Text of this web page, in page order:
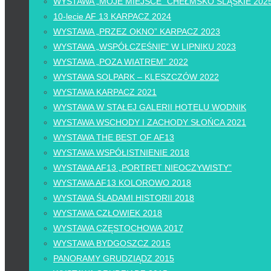
10-lecie AF 13 KARPACZ 2024
WYSTAWA „PRZEZ OKNO” KARPACZ 2023
WYSTAWA „WSPÓŁCZEŚNIE” W LIPNIKU 2023
WYSTAWA „POZA WIATREM” 2022
WYSTAWA SOLPARK – KLESZCZÓW 2022
WYSTAWA KARPACZ 2021
WYSTAWA W STAŁEJ GALERII HOTELU WODNIK
WYSTAWA WSCHODY I ZACHODY SŁOŃCA 2021
WYSTAWA THE BEST OF AF13
WYSTAWA WSPÓŁISTNIENIE 2018
WYSTAWA AF13 „PORTRET NIEOCZYWISTY”
WYSTAWA AF13 KOLOROWO 2018
WYSTAWA ŚLADAMI HISTORII 2018
WYSTAWA CZŁOWIEK 2018
WYSTAWA CZĘSTOCHOWA 2017
WYSTAWA BYDGOSZCZ 2015
PANORAMY GRUDZIĄDZ 2015